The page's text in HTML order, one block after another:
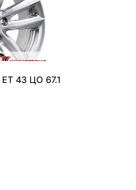
43 ЦО 67.1